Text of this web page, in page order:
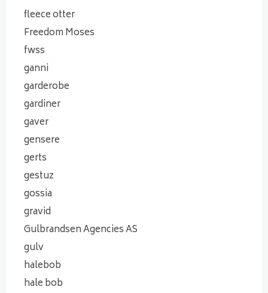
fleece otter
Freedom Moses
fwss
ganni
garderobe
gardiner
gaver
gensere
gerts
gestuz
gossia
gravid
Gulbrandsen Agencies AS
gulv
halebob
hale bob